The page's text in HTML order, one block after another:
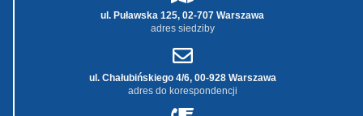
ul. Puławska 125, 02-707 Warszawa
adres siedziby
ul. Chałubińskiego 4/6, 00-928 Warszawa
adres do korespondencji